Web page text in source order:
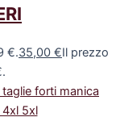
€.35,00 €Il prezzo